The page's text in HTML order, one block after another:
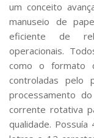
um conceito
manuseio de
eficiente de
operacionais.
como o formato
controladas pelo
processamento
corrente rotativa
qualidade.